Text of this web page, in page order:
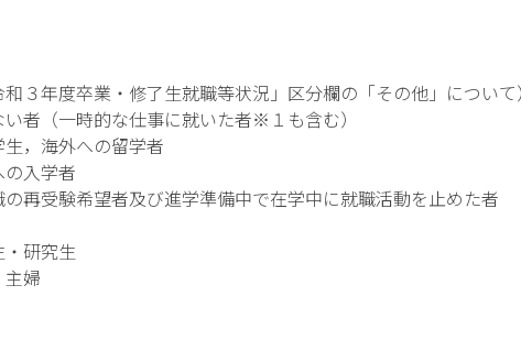
和３年度卒業・修了生就職等状況」区分欄の「その他」について）
い者（一時的な仕事に就いた者※１も含む）
生，海外への留学者
の入学者
の再受験希望者及び進学準備中で在学中に就職活動を止めた者
・研究生
主婦